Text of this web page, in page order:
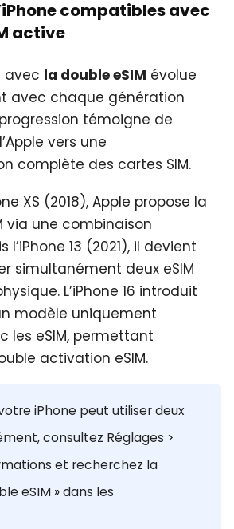
compatibles avec
active
avec la double eSIM évolue
avec chaque génération
témoigne de
vers une
complète des cartes SIM.
XS (2018), Apple propose la
via une combinaison
l’iPhone 13 (2021), il devient
simultanément deux eSIM
L’iPhone 16 introduit
modèle uniquement
les eSIM, permettant
activation eSIM.
iPhone peut utiliser deux
consultez Réglages >
et recherchez la
eSIM » dans les